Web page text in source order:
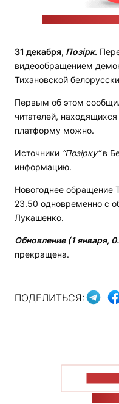
31 декабря, Позірк.
видеообращением
Тихановской
Первым об этом
читателей,
платформу можно.
Источники “Позірку“в
информацию.
Новогоднее обращение
23.50 одновременно с
Лукашенко.
Обновление (1 января,
прекращена.
ПОДЕЛИТЬСЯ: